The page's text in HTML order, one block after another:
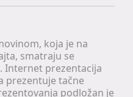
koja je na
smatraju se
Internet prezentacija
prezentuje tačne
podložan je